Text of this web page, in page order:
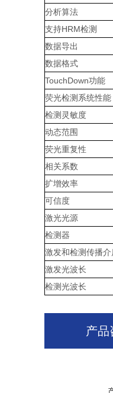
分析算法
支持HRM检测
数据导出
数据格式
TouchDown功能
荧光检测系统性能
检测灵敏度
动态范围
荧光重复性
相关系数
扩增效率
可信度
激光光源
检测器
激发和检测传播介
激发光波长
检测光波长
产品